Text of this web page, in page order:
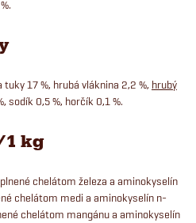
17 %, hrubá vláknina 2,2 %, hrubý
sodík 0,5 %, horčík 0,1 %.
kg
chelátom železa a aminokyselín
chelátom medi a aminokyselín n-
chelátom mangánu a aminokyselín